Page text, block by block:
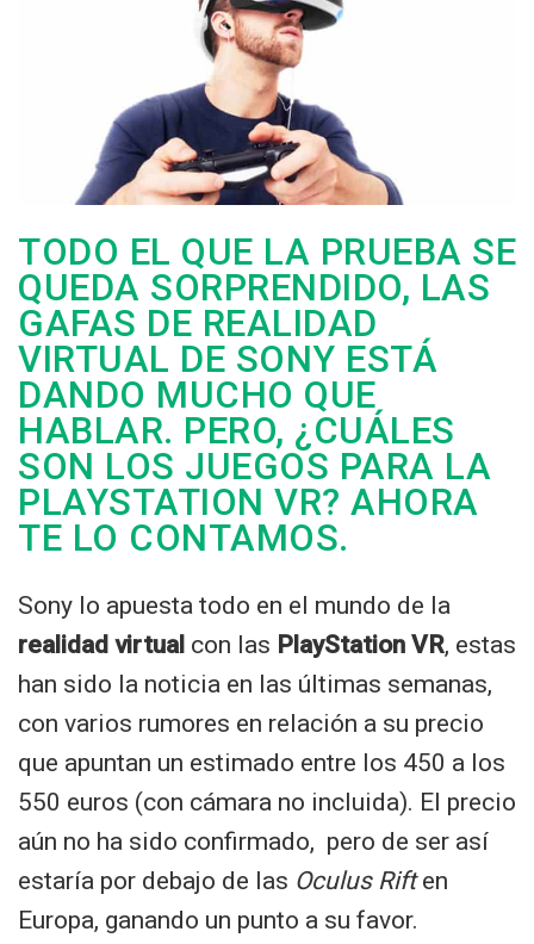
TODO EL QUE LA PRUEBA SE
QUEDA SORPRENDIDO, LAS
GAFAS DE REALIDAD
VIRTUAL DE SONY ESTÁ
DANDO MUCHO QUE
HABLAR. PERO, ¿CUÁLES
SON LOS JUEGOS PARA LA
PLAYSTATION VR? AHORA
TE LO CONTAMOS.
Sony lo apuesta todo en el mundo de la
realidad virtual con las PlayStation VR, estas
han sido la noticia en las últimas semanas,
con varios rumores en relación a su precio
que apuntan un estimado entre los 450 a los
550 euros (con cámara no incluida). El precio
aún no ha sido confirmado, pero de ser así
estaría por debajo de las Oculus Riften
Europa, ganando un punto a su favor.